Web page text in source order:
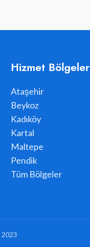
Hizmet Bölgeler
Ataşehir
Beykoz
Kadıköy
Kartal
Maltepe
Pendik
Tüm Bölgeler
2023